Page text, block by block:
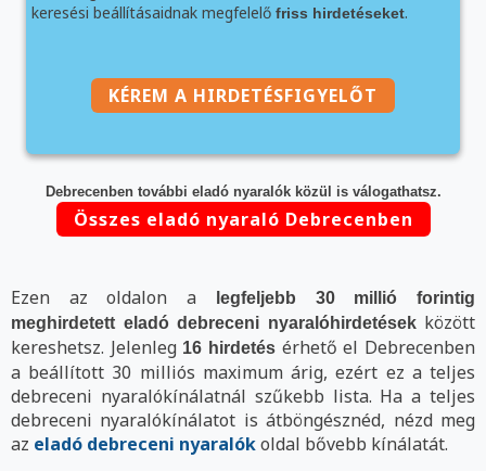
keresési beállításaidnak megfelelő friss hirdetéseket.
KÉREM A HIRDETÉSFIGYELŐT
Debrecenben további eladó nyaralók közül is válogathatsz.
Összes eladó nyaraló Debrecenben
Ezen az oldalon a
legfeljebb 30 millió forintig
meghirdetett eladó debreceni nyaralóhirdetésekközött
kereshetsz. Jelenleg 16 hirdetés érhető el Debrecenben
a beállított 30 milliós maximum árig, ezért ez a teljes
debreceni nyaralókínálatnál szűkebb lista. Ha a teljes
debreceni nyaralókínálatot is átböngésznéd, nézd meg
az eladó debreceni nyaralókoldal bővebb kínálatát.